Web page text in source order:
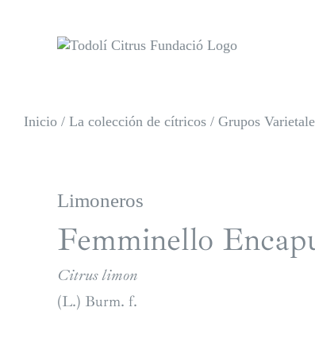
Inicio / La colección de cítricos / Grupos
Limoneros
Femminello
Citrus limon
(L.) Burm. f.